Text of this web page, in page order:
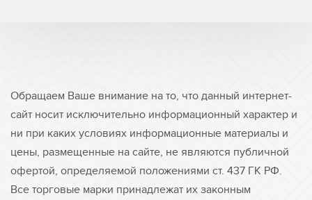
Обращаем Ваше внимание на то, что данный интернет-
сайт носит исключительно информационный характер и
ни при каких условиях информационные материалы и
цены, размещенные на сайте, не являются публичной
офертой, определяемой положениями ст. 437 ГК РФ.
Все торговые марки принадлежат их законным